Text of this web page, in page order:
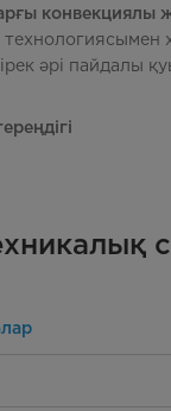
конвекциялы
әрі пайдалы